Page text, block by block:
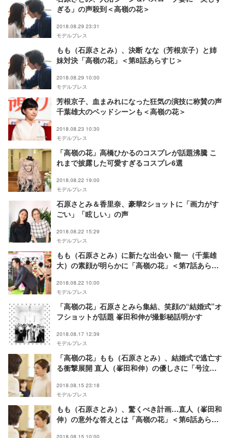
ぎる」の声殺到＜高嶺の花＞
2018.08.29 23:31
モデルプレス
もも（石原さとみ）、決断 なな（芳根京子）と姉
妹対決「高嶺の花」＜第8話あらすじ＞
2018.08.29 10:00
モデルプレス
芳根京子、血まみれになった狂気の演技に称賛の声
千葉雄大のベッドシーンも＜高嶺の花＞
2018.08.23 10:30
モデルプレス
「高嶺の花」高橋ひかるのコスプレが話題沸騰 こ
れまで披露した可愛すぎるコスプレ6選
2018.08.22 19:00
モデルプレス
石原さとみ＆香里奈、豪華2ショットに「画力がす
ごい」「眩しい」の声
2018.08.22 15:29
モデルプレス
もも（石原さとみ）に新たな出会い 龍一（千葉雄
大）の素顔が明らかに「高嶺の花」＜第7話あらす
2018.08.22 10:00
モデルプレス
「高嶺の花」石原さとみら集結、笑顔の“結婚式”オ
フショットが話題 峯田和伸が撮影秘話明かす
2018.08.17 12:39
モデルプレス
「高嶺の花」もも（石原さとみ）、結婚式で逃亡す
る衝撃展開 直人（峯田和伸）の優しさに「号泣」
2018.08.15 23:18
モデルプレス
もも（石原さとみ）、驚くべき計画…直人（峯田和
伸）の意外な答えとは「高嶺の花」＜第6話あらす
2018.08.15 10:00